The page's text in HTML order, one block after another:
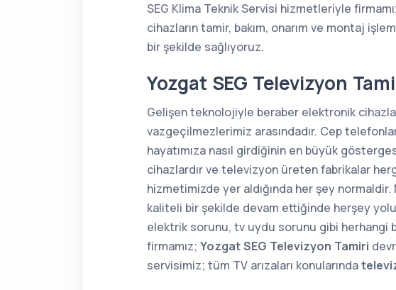
SEG Klima Teknik Servisi hizmetleriyle
cihazların tamir, bakım, onarım ve montaj
bir şekilde sağlıyoruz.
Yozgat SEG Televizyon
Gelişen teknolojiyle beraber elektronik
vazgeçilmezlerimiz arasındadır. Cep
hayatımıza nasıl girdiğinin en büyük
cihazlardır ve televizyon üreten fabrikalar
hizmetimizde yer aldığında her şey
kaliteli bir şekilde devam ettiğinde herşey
elektrik sorunu, tv uydu sorunu gibi herhangi
firmamız; Yozgat SEG Televizyon Tamiri
servisimiz; tüm TV arızaları konularında